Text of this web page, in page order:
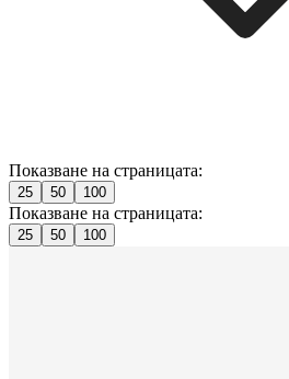
Показване на страницата:
25 50 100
Показване на страницата:
25 50 100